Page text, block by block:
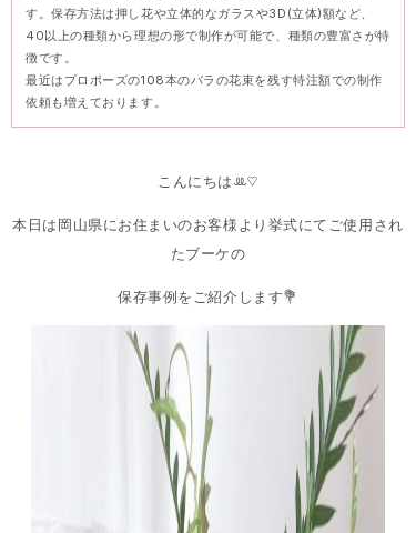
す。保存方法は押し花や立体的なガラスや3D(立体)額など、
40以上の種類から理想の形で制作が可能で、種類の豊富さが特
徴です。
最近はプロポーズの108本のバラの花束を残す特注額での制作
依頼も増えております。
こんにちはꔛ♡
本日は岡山県にお住まいのお客様より挙式にてご使用され
たブーケの
保存事例をご紹介します💐